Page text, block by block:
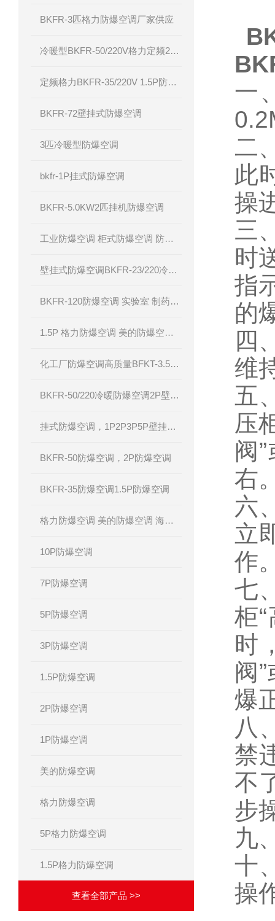
BKFR-3匹格力防爆空调厂家供应
冷暖型BKFR-50/220V格力定频2匹防爆空调
定频格力BKFR-35/220V 1.5P防爆空调
BKFR-72壁挂式防爆空调
3匹冷暖型防爆空调
bkfr-1P挂式防爆空调
BKFR-5.0KW2匹挂机防爆空调
工业防爆空调 柜式防爆空调 防爆空调厂家 腾轩BKFR防爆空调
壁挂式防爆空调BKFR-23/220冷暖型防爆空调
BKFR-120防爆空调 实验室 制药厂 化工厂
1.5P 格力防爆空调 美的防爆空调 海尔防爆空调
化工厂防爆空调高质量BFKT-3.5系列
BKFR-50/220冷暖防爆空调2P壁挂式防爆空调
挂式防爆空调，1P2P3P5P壁挂分体式空调，冷暖防爆空调，腾轩防爆
BKFR-50防爆空调，2P防爆空调
BKFR-35防爆空调1.5P防爆空调
格力防爆空调 美的防爆空调 海尔防爆空调 厂家直销
10P防爆空调
7P防爆空调
5P防爆空调
3P防爆空调
1.5P防爆空调
2P防爆空调
1P防爆空调
美的防爆空调
格力防爆空调
5P格力防爆空调
1.5P格力防爆空调
查看全部产品 >>
一
二
此
操
三
时
指
的
四
维
五
压
阀
右
六
立
作
七
柜
时
阀
爆
八
禁
不
步
九
十
操